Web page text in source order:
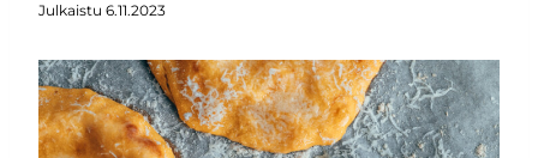
Julkaistu 6.11.2023